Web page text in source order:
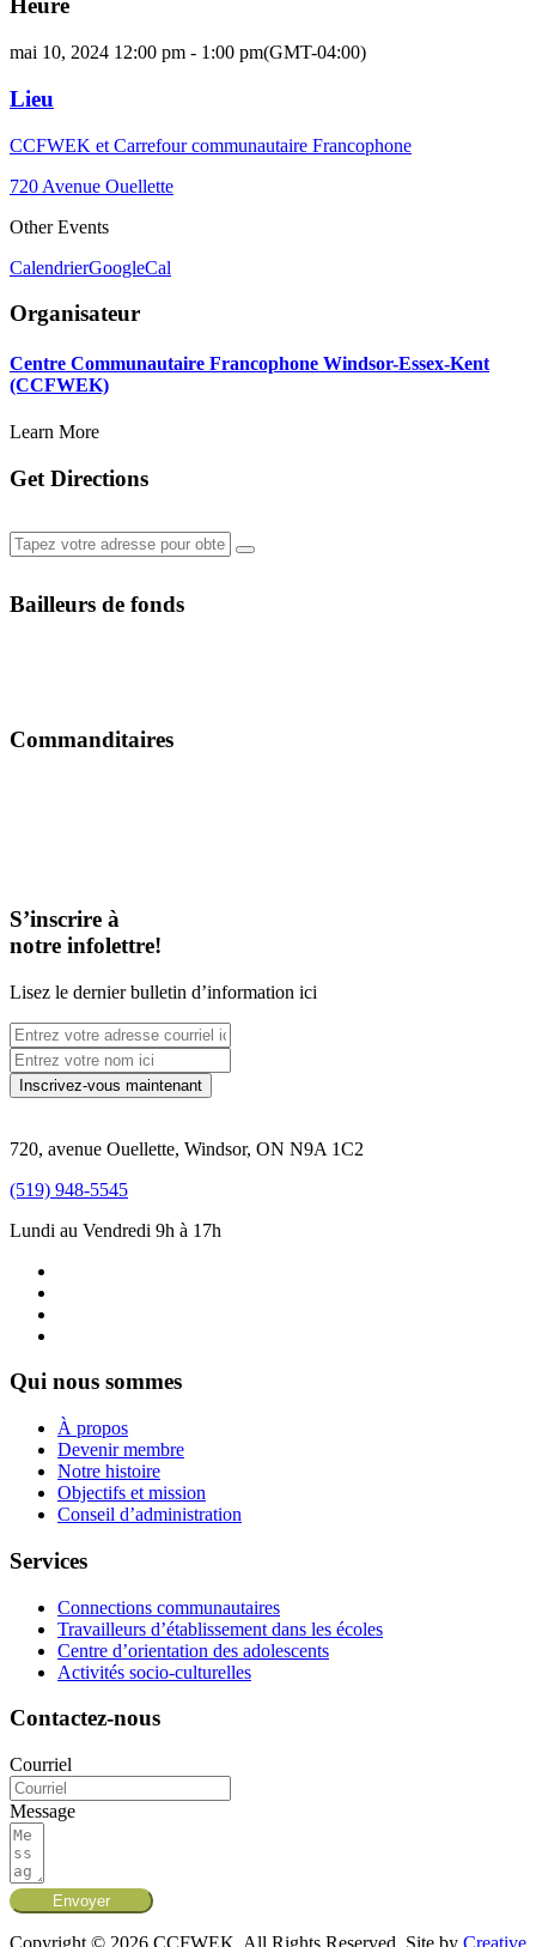
Heure
mai 10, 2024 12:00 pm - 1:00 pm(GMT-04:00)
Lieu
CCFWEK et Carrefour communautaire Francophone
720 Avenue Ouellette
Other Events
CalendrierGoogleCal
Organisateur
Centre Communautaire Francophone Windsor-Essex-Kent
(CCFWEK)
Learn More
Get Directions
Bailleurs de fonds
Commanditaires
S’inscrire à
notre infolettre!
Lisez le dernier bulletin d’information ici
720, avenue Ouellette, Windsor, ON N9A 1C2
(519) 948-5545
Lundi au Vendredi 9h à 17h
Qui nous sommes
À propos
Devenir membre
Notre histoire
Objectifs et mission
Conseil d’administration
Services
Connections communautaires
Travailleurs d’établissement dans les écoles
Centre d’orientation des adolescents
Activités socio-culturelles
Contactez-nous
Courriel
Message
Envoyer
Copyright © 2026 CCFWEK. All Rights Reserved. Site by Creative